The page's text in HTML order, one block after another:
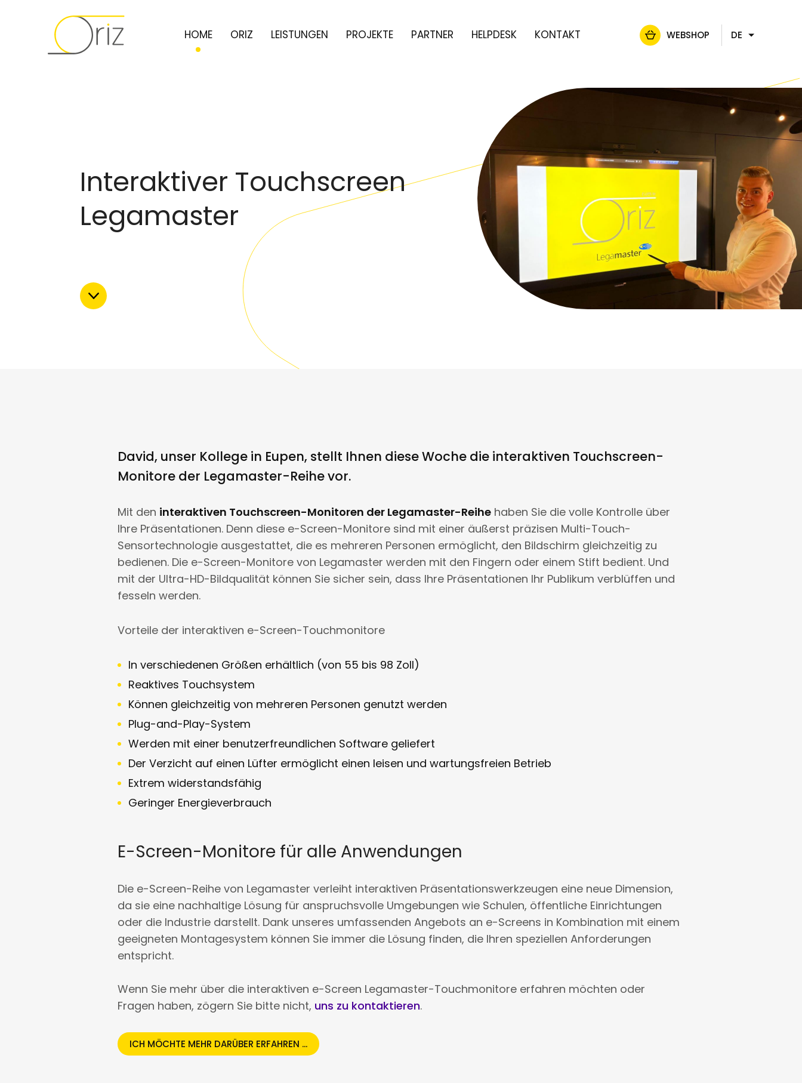
HOME ORIZ LEISTUNGEN PROJEKTE PARTNER HELPDESK KONTAKT WEBSHOP
DE
EN
Interaktiver Touchscreen
Legamaster
David, unser Kollege in Eupen, stellt Ihnen diese Woche die interaktiven Touchscreen-
Monitore der Legamaster-Reihe vor.
Mit den interaktiven Touchscreen-Monitoren der Legamaster-Reihe haben Sie die volle Kontrolle über
Ihre Präsentationen. Denn diese e-Screen-Monitore sind mit einer äußerst präzisen Multi-Touch-
Sensortechnologie ausgestattet, die es mehreren Personen ermöglicht, den Bildschirm gleichzeitig zu
bedienen. Die e-Screen-Monitore von Legamaster werden mit den Fingern oder einem Stift bedient. Und
mit der Ultra-HD-Bildqualität können Sie sicher sein, dass Ihre Präsentationen Ihr Publikum verblüffen und
fesseln werden.
Vorteile der interaktiven e-Screen-Touchmonitore
In verschiedenen Größen erhältlich (von 55 bis 98 Zoll)
Reaktives Touchsystem
Können gleichzeitig von mehreren Personen genutzt werden
Plug-and-Play-System
Werden mit einer benutzerfreundlichen Software geliefert
Der Verzicht auf einen Lüfter ermöglicht einen leisen und wartungsfreien Betrieb
Extrem widerstandsfähig
Geringer Energieverbrauch
E-Screen-Monitore für alle Anwendungen
Die e-Screen-Reihe von Legamaster verleiht interaktiven Präsentationswerkzeugen eine neue Dimension,
da sie eine nachhaltige Lösung für anspruchsvolle Umgebungen wie Schulen, öffentliche Einrichtungen
oder die Industrie darstellt. Dank unseres umfassenden Angebots an e-Screens in Kombination mit einem
geeigneten Montagesystem können Sie immer die Lösung finden, die Ihren speziellen Anforderungen
entspricht.
Wenn Sie mehr über die interaktiven e-Screen Legamaster-Touchmonitore erfahren möchten oder
Fragen haben, zögern Sie bitte nicht, uns zu kontaktieren.
ICH MÖCHTE MEHR DARÜBER ERFAHREN ...